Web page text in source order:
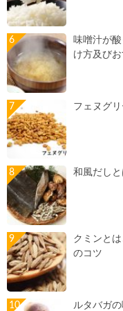
味噌汁が
け方及び
フェヌグ
和風だし
クミンと
のコツ
ルタバガ